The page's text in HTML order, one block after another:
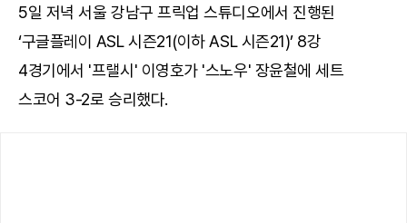
5일 저녁 서울 강남구 프릭업 스튜디오에서 진행된
‘구글플레이 ASL 시즌21(이하 ASL 시즌21)’ 8강
4경기에서 '프랠시' 이영호가 '스노우' 장윤철에 세트
스코어 3-2로 승리했다.